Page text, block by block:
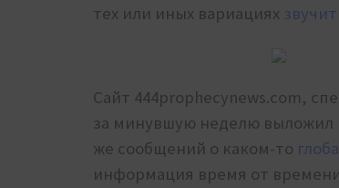
тех или иных вариациях
Сайт 444prophecynews.com,
за минувшую неделю выложил
же сообщений о каком-то
информация время от